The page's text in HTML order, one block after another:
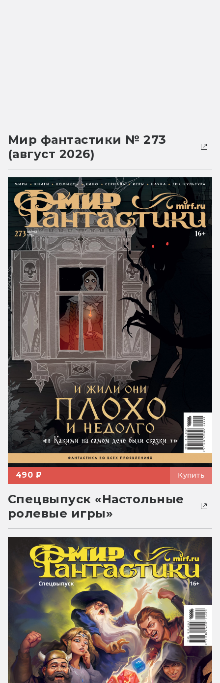
Мир фантастики № 273
(август 2026)
490 ₽ Купить
Спецвыпуск «Настольные
ролевые игры»